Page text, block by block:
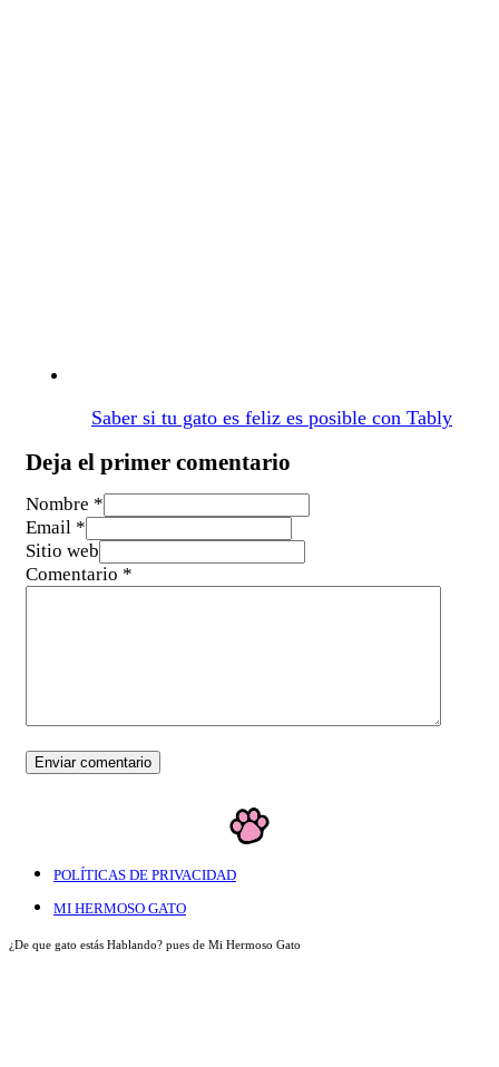
Saber si tu gato es feliz es posible con Tably
Deja el primer comentario
Nombre *
Email *
Sitio web
Comentario *
POLÍTICAS DE PRIVACIDAD
MI HERMOSO GATO
¿De que gato estás Hablando? pues de Mi Hermoso Gato